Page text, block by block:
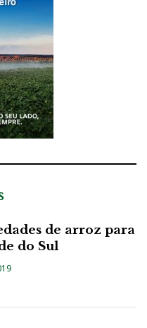
de arroz para
do Sul